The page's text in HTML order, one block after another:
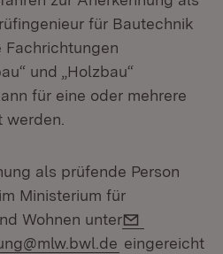
für Bautechnik
Fachrichtungen
und „Holzbau“
für eine oder mehrere
als prüfende Person
Ministerium für
Wohnen unter
eingereicht